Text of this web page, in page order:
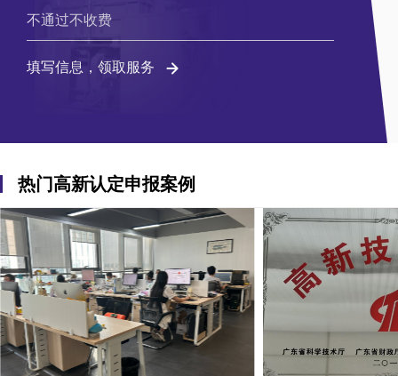
不通过不收费
填写信息，领取服务
热门高新认定申报案例